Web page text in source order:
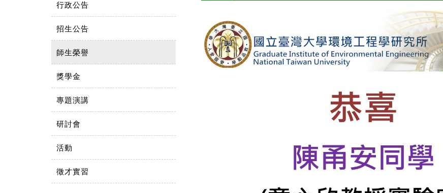
行政公告
招生公告
師生榮譽
獎學金
專題演講
研討會
活動
徵才實習